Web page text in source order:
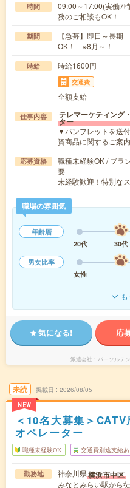
時間
09:00～17:00(実働7
務のご相談もOK！
期間
【急募】即日～長
OK！ ※8月～！
時給 時給1600円
交通費
全額支給
仕事内容 テレマーケティング
ター
▼パンフレットを送
資商品に関するご案
応募資格
職種未経験OK / ブラ
要
未経験歓迎！特別な
職場の雰囲気
年齢層
20代
30代
男女比率
女性
気になる! 応
派遣会社 パーソルテ
未読
NEW
掲載日 2026/08/05
＜10名大募集＞
オペレーター
職種未経験OK 交通費別途支給あ
勤務地 神奈川県横浜市中区
みなとみらい駅から